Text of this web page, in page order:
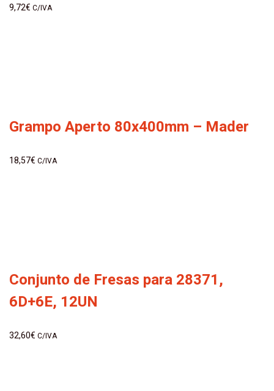
9,72€ C/IVA
Grampo Aperto 80x400mm – Mader
18,57€ C/IVA
Conjunto de Fresas para 28371,
6D+6E, 12UN
32,60€ C/IVA